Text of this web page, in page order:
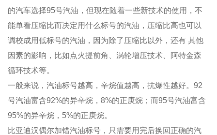
的汽车选择95号汽油，但现在随着一些新技术的使用，不
能单看压缩比而决定用什么标号的汽油，压缩比高也可以
调校成用低标号的汽油，因为除了压缩比以外，还有 其他
因素的影响，比如点火提前角、涡轮增压技术、阿特金森
循环技术等。
一般来说，汽油标号越高，辛烷值越高，抗爆性越好。92
号汽油富含92%的异辛烷，8%的正庚烷；而95号汽油富含
95%的异辛烷，5%的正庚烷。
比亚迪汉偶尔加错汽油标号，只需要用完后换回正确的汽